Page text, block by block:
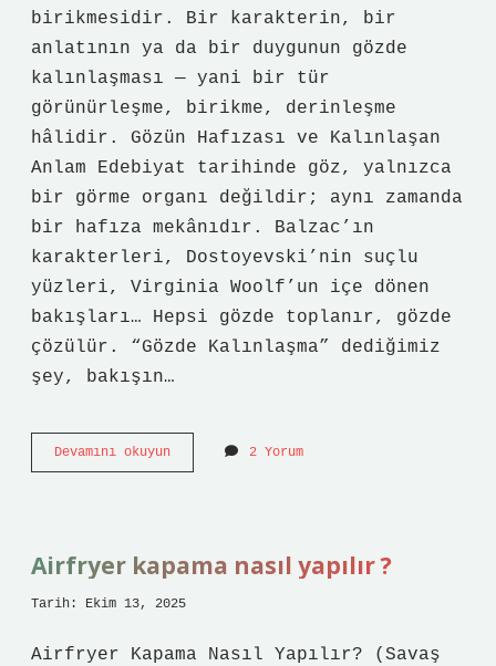
birikmesidir. Bir karakterin, bir
anlatının ya da bir duygunun gözde
kalınlaşması — yani bir tür
görünürleşme, birikme, derinleşme
hâlidir. Gözün Hafızası ve Kalınlaşan
Anlam Edebiyat tarihinde göz, yalnızca
bir görme organı değildir; aynı zamanda
bir hafıza mekânıdır. Balzac’ın
karakterleri, Dostoyevski’nin suçlu
yüzleri, Virginia Woolf’un içe dönen
bakışları… Hepsi gözde toplanır, gözde
çözülür. “Gözde Kalınlaşma” dediğimiz
şey, bakışın…
Devamını okuyunGözde
Kalınlaşma
2 Yorum
Airfryer kapama nasıl yapılır ?
Tarih: Ekim 13, 2025
Airfryer Kapama Nasıl Yapılır? (Savaş